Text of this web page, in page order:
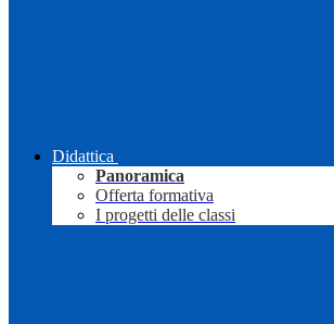
Didattica
Panoramica
Offerta formativa
I progetti delle classi